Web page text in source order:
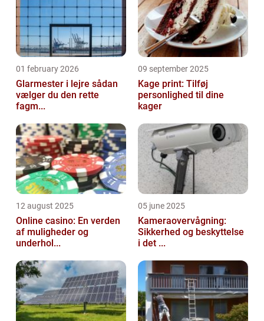
01 february 2026
Glarmester i lejre sådan
vælger du den rette
fagm...
09 september 2025
Kage print: Tilføj
personlighed til dine
kager
12 august 2025
Online casino: En verden
af muligheder og
underhol...
05 june 2025
Kameraovervågning:
Sikkerhed og beskyttelse
i det ...